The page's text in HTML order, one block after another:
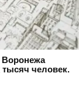
Воронежа
человек.